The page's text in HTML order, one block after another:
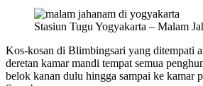
Stasiun Tugu Yogyakarta – Malam
Kos-kosan di Blimbingsari yang ditempati
deretan kamar mandi tempat semua
belok kanan dulu hingga sampai ke kamar